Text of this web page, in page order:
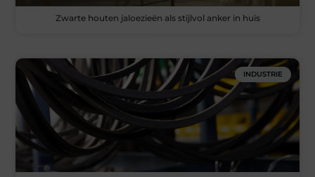
Zwarte houten jaloezieën als stijlvol anker in huis
INDUSTRIE